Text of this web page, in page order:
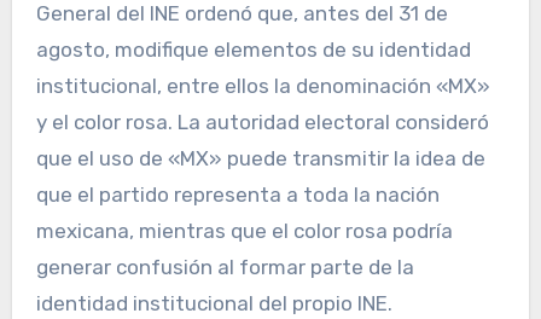
General del INE ordenó que, antes del 31 de
agosto, modifique elementos de su identidad
institucional, entre ellos la denominación «MX»
y el color rosa. La autoridad electoral consideró
que el uso de «MX» puede transmitir la idea de
que el partido representa a toda la nación
mexicana, mientras que el color rosa podría
generar confusión al formar parte de la
identidad institucional del propio INE.